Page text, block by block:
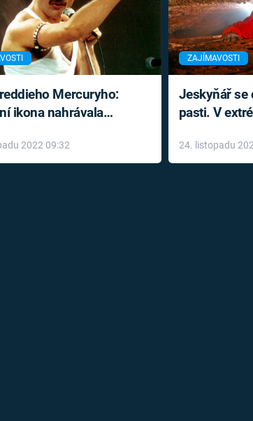
Mercuryho:
ikona nahrávala
2022 09:32
ZAJÍMAVOSTI
Jeskyňář se
pasti. V
24. listopadu